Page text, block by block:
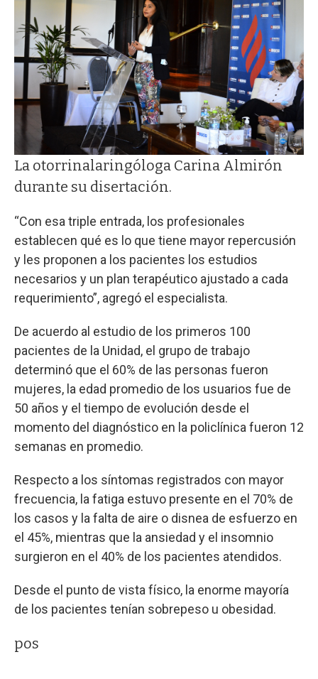
La otorrinalaringóloga Carina Almirón
durante su disertación.
“Con esa triple entrada, los profesionales
establecen qué es lo que tiene mayor repercusión
y les proponen a los pacientes los estudios
necesarios y un plan terapéutico ajustado a cada
requerimiento”, agregó el especialista.
De acuerdo al estudio de los primeros 100
pacientes de la Unidad, el grupo de trabajo
determinó que el 60% de las personas fueron
mujeres, la edad promedio de los usuarios fue de
50 años y el tiempo de evolución desde el
momento del diagnóstico en la policlínica fueron 12
semanas en promedio.
Respecto a los síntomas registrados con mayor
frecuencia, la fatiga estuvo presente en el 70% de
los casos y la falta de aire o disnea de esfuerzo en
el 45%, mientras que la ansiedad y el insomnio
surgieron en el 40% de los pacientes atendidos.
Desde el punto de vista físico, la enorme mayoría
de los pacientes tenían sobrepeso u obesidad.
pos